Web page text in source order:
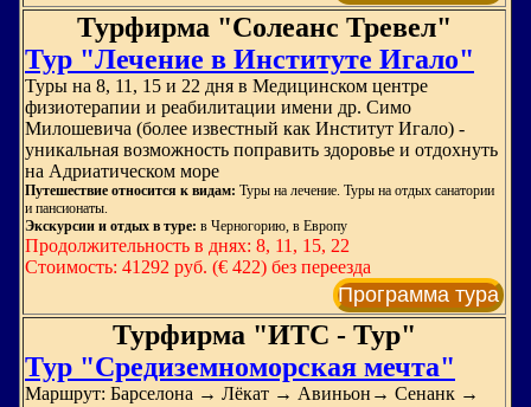
Турфирма "Солеанс Тревел"
Тур "Лечение в Институте Игало"
Туры на 8, 11, 15 и 22 дня в Медицинском центре
физиотерапии и реабилитации имени др. Симо
Милошевича (более известный как Институт Игало) -
уникальная возможность поправить здоровье и отдохнуть
на Адриатическом море
Путешествие относится к видам: Туры на лечение. Туры на отдых санатории
и пансионаты.
Экскурсии и отдых в туре: в Черногорию, в Европу
Продолжительность в днях: 8, 11, 15, 22
Стоимость: 41292 руб. (€ 422) без переезда
Программа тура
Турфирма "ИТС - Тур"
Тур "Средиземноморская мечта"
Маршрут: Барселона → Лёкат → Авиньон→ Сенанк →